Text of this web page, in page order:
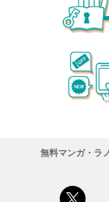
無料マンガ・ラ